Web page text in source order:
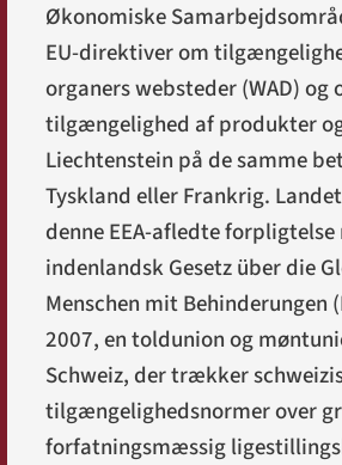
Økonomiske
EU-direktiver om
organers websteder (WAD) og
tilgængelighed af produkter
Liechtenstein på de samme
Tyskland eller Frankrig.
denne EEA-afledte forpligtelse
indenlandskGesetz über die
Menschen mit Behinderungen
2007, en toldunion og
Schweiz, der trækker
tilgængeligheds­normer over
forfatningsmæssig